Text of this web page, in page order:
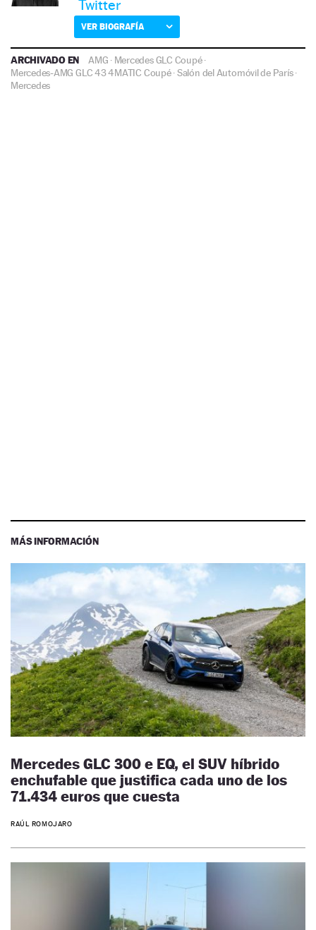
Twitter
VER BIOGRAFÍA
ARCHIVADO EN AMG · Mercedes GLC Coupé·
Mercedes-AMG GLC 43 4MATIC Coupé·Salón del Automóvil de París·
Mercedes
MÁS INFORMACIÓN
Mercedes GLC 300 e EQ, el SUV híbrido
enchufable que justifica cada uno de los
71.434 euros que cuesta
RAÚL ROMOJARO